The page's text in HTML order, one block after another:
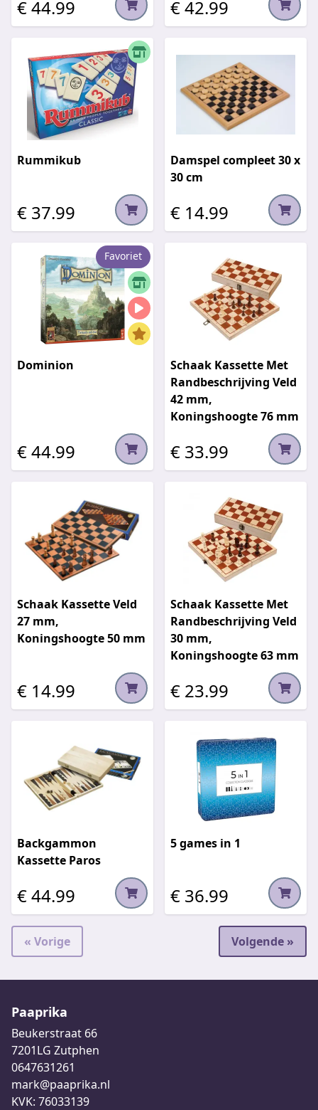
€ 44.99 € 42.99
Rummikub
€ 37.99
Damspel compleet 30 x
30 cm
€ 14.99
Favoriet
Dominion
€ 44.99
Schaak Kassette Met
Randbeschrijving Veld
42 mm,
Koningshoogte 76 mm
€ 33.99
Schaak Kassette Veld
27 mm,
Koningshoogte 50 mm
€ 14.99
Schaak Kassette Met
Randbeschrijving Veld
30 mm,
Koningshoogte 63 mm
€ 23.99
Backgammon
Kassette Paros
€ 44.99
5 games in 1
€ 36.99
« Vorige Volgende »
Paaprika
Beukerstraat 66
7201LG Zutphen
0647631261
mark@paaprika.nl
KVK: 76033139